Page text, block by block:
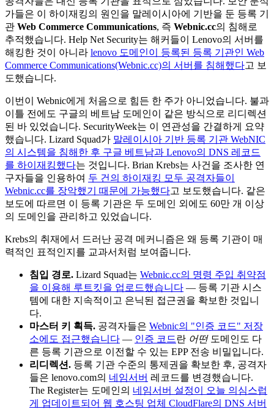
가들은 이 하이재킹의 원인을 말레이시아에 기반을 둔 등록 기
관 Web Commerce Communications, 즉 Webnic.cc의 침해로
추적했습니다. Help Net Security는 해커들이 Lenovo의 서버를
해킹한 것이 아니라 lenovo 도메인이 등록된 등록 기관인 Web
Commerce Communications(Webnic.cc)의 서버를 침해했다고 보
도했습니다.
이번이 Webnic에게 처음으로 힘든 한 주가 아니었습니다. 불과
이틀 전에도 구글의 베트남 도메인이 같은 방식으로 리디렉션
된 바 있었습니다. SecurityWeek는 이 연관성을 간결하게 요약
했습니다. Lizard Squad가 말레이시아 기반 등록 기관 WebNIC
의 시스템을 침해한 후 구글 베트남과 Lenovo의 DNS 레코드
를 하이재킹했다는 것입니다. Brian Krebs는 사건을 조사한 연
구자들을 인용하여 두 건의 하이재킹 모두 공격자들이
Webnic.cc를 장악했기 때문에 가능했다고 보도했습니다. 같은
보도에 따르면 이 등록 기관은 두 도메인 외에도 60만 개 이상
의 도메인을 관리하고 있었습니다.
Krebs의 취재에서 드러난 공격 메커니즘은 왜 등록 기관이 매
력적인 표적인지를 교과서처럼 보여줍니다.
침입 경로. Lizard Squad는 Webnic.cc의 명령 주입 취약점
을 이용해 루트킷을 업로드했습니다 — 등록 기관 시스
템에 대한 지속적이고 은닉된 접근권을 확보한 것입니
다.
마스터 키 획득. 공격자들은 Webnic의 "인증 코드" 저장
소에도 접근했습니다 — 인증 코드 란 어떤도메인도 다
른 등록 기관으로 이전할 수 있는 EPP 전송 비밀입니다.
리디렉션. 등록 기관 수준의 통제권을 확보한 후, 공격자
들은 lenovo.com의 네임서버 레코드를 변경했습니다.
The Register는 도메인의 네임서버 설정이 오늘 의심스럽
게 업데이트되어 웹 호스팅 업체 CloudFlare의 DNS 서버